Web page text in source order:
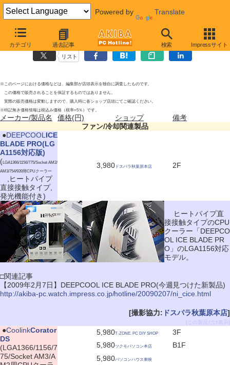
Powered by Translate
カテゴリ 過去記事 検索 Impressサイト
ファン/冷却関連製品の新製品2010年5月1日号
リスト
※このページにおける価格などは、編集部が店頭表示を独自に調査したものです。
この価格で販売されることを保証するものではありません。
実際の販売価格は変動しますので、購入時に各ショップ店頭にてご確認ください。
※特記無き価格情報は税込み価格（税率=5％）です。
メーカー/製品名 価格(円) ショップ
備考
ファン/冷却関連製品
●DEEPCOOL ICE
BLADE PRO(LG
A1156対応版)
(LGA1366/1156/775/Socket AM2/
AM3/754/939用CPUクーラー
,ヒートパイプ
直接接触タイプ,
発光機能付き)
3,980 ドスパラ秋葉原本店 2F
ヒートパイプ直
接接触タイプのCPU
クーラー「DEEPCO
OL ICE BLADE PR
O」のLGA1156対応
モデル。
□関連記事
【2009年2月7日】DEEPCOOL ICE BLADE PRO(今週見つけた新製品)
http://akiba-pc.watch.impress.co.jp/hotline/20090207/ni_cice.html
[撮影協力: ドスパラ秋葉原本店]
[この製品だけ表示]
●CoolinkCorator
DS
(LGA1366/1156/7
75/Socket AM3/A
5,980T-ZONE. PC DIY SHOP
3F
5,980ツクモパソコン本店
B1F
5,980パソコンハウス東映